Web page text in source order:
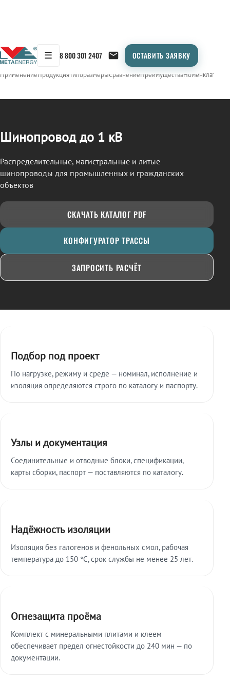
☰ 8 800 301 2407 ОСТАВИТЬ ЗАЯВКУ
← Продукция/ШИНОПРОВОД
ПрименениеПродукцияТипоразмерыСравнениеПреимуществаНоменклатура
Шинопровод до 1 кВ
Распределительные, магистральные и литые
шинопроводы для промышленных и гражданских
объектов
СКАЧАТЬ КАТАЛОГ PDF
КОНФИГУРАТОР ТРАССЫ
ЗАПРОСИТЬ РАСЧЁТ
Подбор под проект
По нагрузке, режиму и среде — номинал, исполнение и
изоляция определяются строго по каталогу и паспорту.
Узлы и документация
Соединительные и отводные блоки, спецификации,
карты сборки, паспорт — поставляются по каталогу.
Надёжность изоляции
Изоляция без галогенов и фенольных смол, рабочая
температура до 150 °C, срок службы не менее 25 лет.
Огнезащита проёма
Комплект с минеральными плитами и клеем
обеспечивает предел огнестойкости до 240 мин — по
документации.